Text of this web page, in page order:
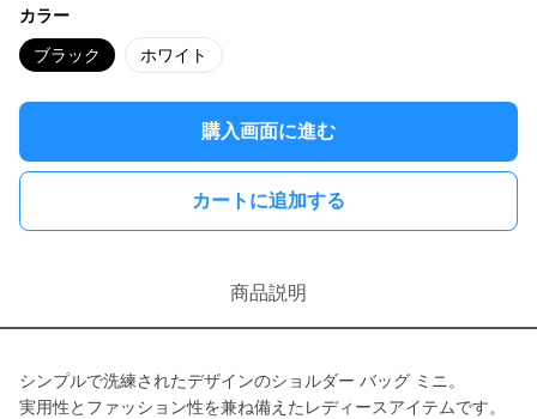
カラー
ブラック ホワイト
購入画面に進む
カートに追加する
商品説明
シンプルで洗練されたデザインのショルダー バッグ ミニ。
実用性とファッション性を兼ね備えたレディースアイテムです。